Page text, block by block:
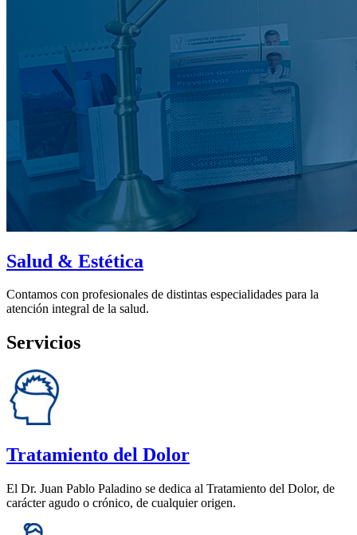
Salud & Estética
Contamos con profesionales de distintas especialidades para la
atención integral de la salud.
Servicios
Tratamiento del Dolor
El Dr. Juan Pablo Paladino se dedica al Tratamiento del Dolor, de
carácter agudo o crónico, de cualquier origen.